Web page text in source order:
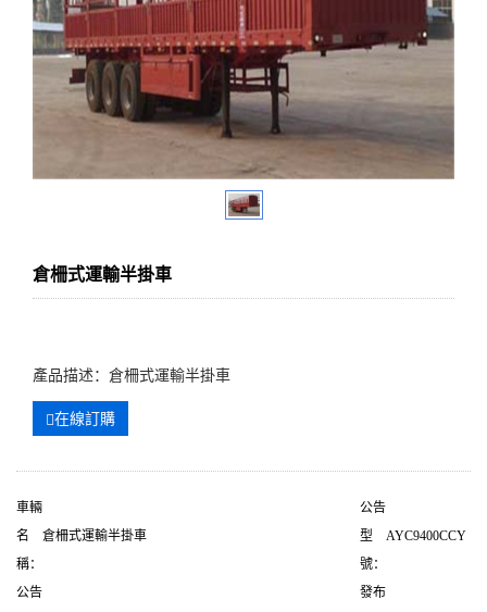
倉柵式運輸半掛車
產品描述：倉柵式運輸半掛車
在線訂購
車輛
名
稱：
倉柵式運輸半掛車
公告
型
號：
AYC9400CCY
公告
發布